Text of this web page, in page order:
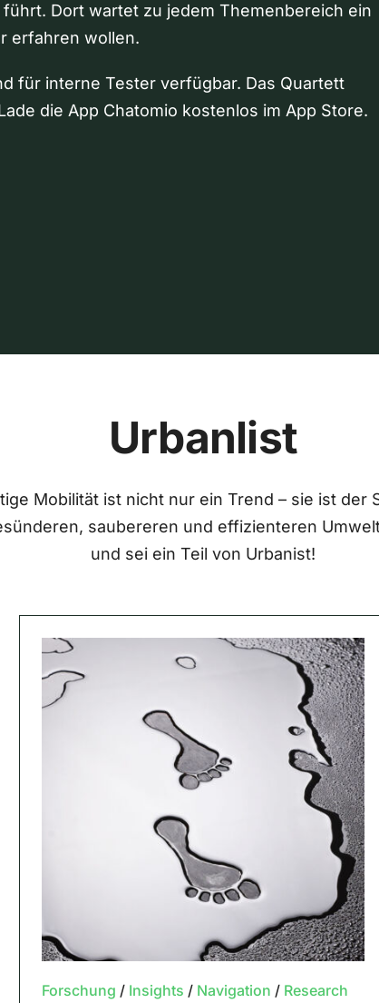
Dort wartet zu jedem Themenbereich ein
erfahren wollen.
für interne Tester verfügbar. Das Quartett
die App Chatomio kostenlos im App Store.
Urbanlist
Mobilität ist nicht nur ein Trend – sie ist der
saubereren und effizienteren
und sei ein Teil von Urbanist!
Forschung / Insights / Navigation / Research